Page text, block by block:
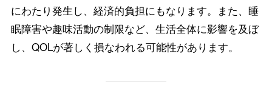
にわたり発生し、経済的負担にもなります。また、睡
眠障害や趣味活動の制限など、生活全体に影響を及ぼ
し、QOLが著しく損なわれる可能性があります。